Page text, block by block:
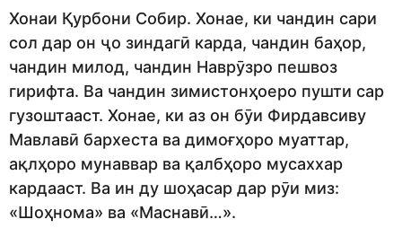
Хонаи Қурбони Собир. Хонае, ки чандин сари
сол дар он ҷо зиндагӣ карда, чандин баҳор,
чандин милод, чандин Наврӯзро пешвоз
гирифта. Ва чандин зимистонҳоеро пушти сар
гузоштааст. Хонае, ки аз он бӯи Фирдавсиву
Мавлавӣ бархеста ва димоғҳоро муаттар,
ақлҳоро мунаввар ва қалбҳоро мусаххар
кардааст. Ва ин ду шоҳасар дар рӯи миз:
«Шоҳнома» ва «Маснавӣ…».